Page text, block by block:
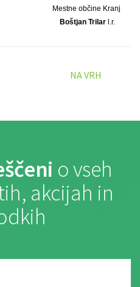
Mestne občine Kranj
Boštjan Trilar l.r.
NA VRH
o vseh
akcijah in